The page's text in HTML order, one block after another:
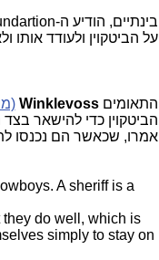
בינתיים, הודיע ה-
על הביטקוין ולעודד אותו
התאומיםWinklevoss
הביטקוין כדי להישאר
אמרו, שכאשר הם נכנסו
A sheriff is a
do well, which is
simply to stay on